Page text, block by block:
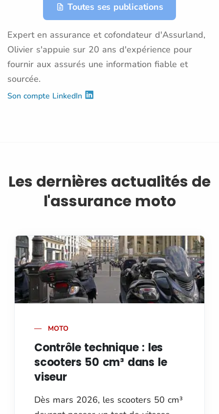
Toutes ses publications
Expert en assurance et cofondateur d'Assurland,
Olivier s'appuie sur 20 ans d'expérience pour
fournir aux assurés une information fiable et
sourcée.
Son compte LinkedIn
Les dernières actualités de
l'assurance moto
MOTO
Contrôle technique : les
scooters 50 cm³ dans le
viseur
Dès mars 2026, les scooters 50 cm³